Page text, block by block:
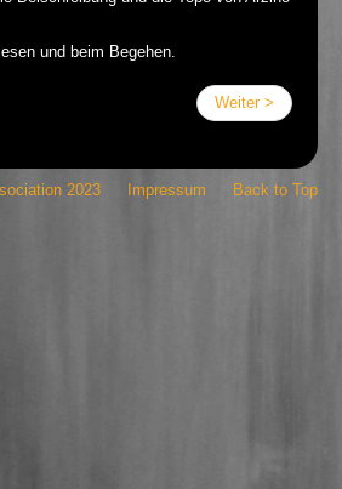
und beim Begehen.
Weiter >
Back to Top
2023 Impressum